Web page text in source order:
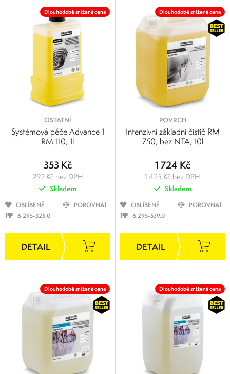
Dlouhodobě snížená cena
OSTATNÍ
Systémová péče Advance 1
RM 110, 1l
353 Kč
292 Kč bez DPH
Skladem
OBLÍBENÉ
POROVNAT
6.295-325.0
Dlouhodobě snížená cena
POVRCH
Intenzivní základní čistič RM
750, bez NTA, 10l
1 724 Kč
1 425 Kč bez DPH
Skladem
OBLÍBENÉ
POROVNAT
6.295-539.0
Dlouhodobě snížená cena Dlouhodobě snížená cena